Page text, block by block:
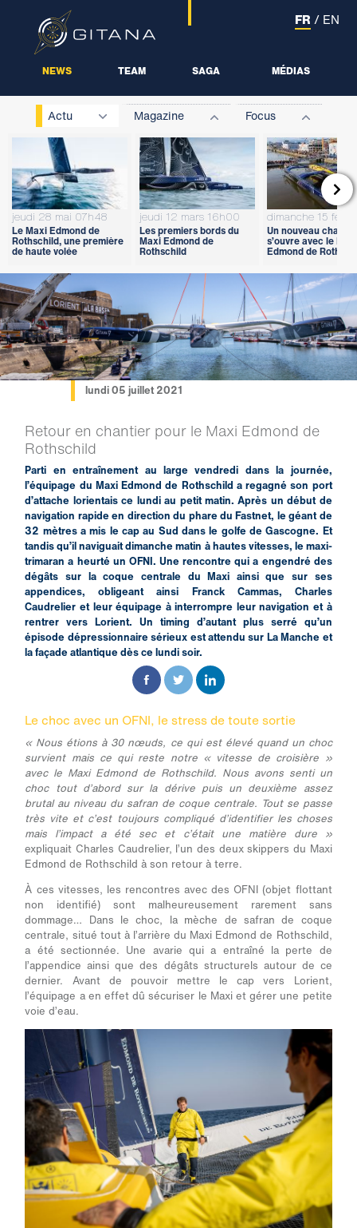
NEWS TEAM SAGA MÉDIAS
FR / EN
Actu Magazine Focus
jeudi 28 mai 07h48
Le Maxi Edmond de
Rothschild, une première
de haute volée
jeudi 12 mars 16h00
Les premiers bords du
Maxi Edmond de
Rothschild
dimanche 15
Un nouveau
s’ouvre avec le Maxi
Edmond de

lundi 05 juillet 2021
Retour en chantier pour le Maxi Edmond de
Rothschild
Parti en entraînement au large vendredi dans la journée,
l’équipage du Maxi Edmond de Rothschild a regagné son port
d’attache lorientais ce lundi au petit matin. Après un début de
navigation rapide en direction du phare du Fastnet, le géant de
32 mètres a mis le cap au Sud dans le golfe de Gascogne. Et
tandis qu’il naviguait dimanche matin à hautes vitesses, le maxi-
trimaran a heurté un OFNI. Une rencontre qui a engendré des
dégâts sur la coque centrale du Maxi ainsi que sur ses
appendices, obligeant ainsi Franck Cammas, Charles
Caudrelier et leur équipage à interrompre leur navigation et à
rentrer vers Lorient. Un timing d’autant plus serré qu’un
épisode dépressionnaire sérieux est attendu sur La Manche et
la façade atlantique dès ce lundi soir.
Le choc avec un OFNI, le stress de toute sortie
« Nous étions à 30 nœuds, ce qui est élevé quand un choc
survient mais ce qui reste notre « vitesse de croisière »
avec le Maxi Edmond de Rothschild. Nous avons senti un
choc tout d’abord sur la dérive puis un deuxième assez
brutal au niveau du safran de coque centrale. Tout se passe
très vite et c’est toujours compliqué d’identifier les choses
mais l’impact a été sec et c’était une matière dure »
expliquait Charles Caudrelier, l’un des deux skippers du Maxi
Edmond de Rothschild à son retour à terre.
À ces vitesses, les rencontres avec des OFNI (objet flottant
non identifié) sont malheureusement rarement sans
dommage… Dans le choc, la mèche de safran de coque
centrale, situé tout à l’arrière du Maxi Edmond de Rothschild,
a été sectionnée. Une avarie qui a entraîné la perte de
l’appendice ainsi que des dégâts structurels autour de ce
dernier. Avant de pouvoir mettre le cap vers Lorient,
l’équipage a en effet dû sécuriser le Maxi et gérer une petite
voie d’eau.